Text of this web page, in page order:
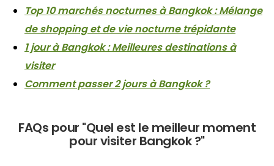
Top 10 marchés nocturnes à Bangkok : Mélange
de shopping et de vie nocturne trépidante
1 jour à Bangkok : Meilleures destinations à
visiter
Comment passer 2 jours à Bangkok ?
FAQs pour "Quel est le meilleur moment
pour visiter Bangkok ?"